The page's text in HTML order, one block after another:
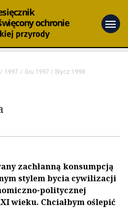
menu
1997
Gru 1997 / Stycz 1998
zachłanną konsumpcją
stylem bycia cywilizacji
politycznej
wieku. Chciałbym oślepić